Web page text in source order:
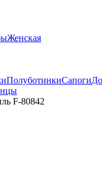
Женская
ПолуботинкиСапоги
F-80842